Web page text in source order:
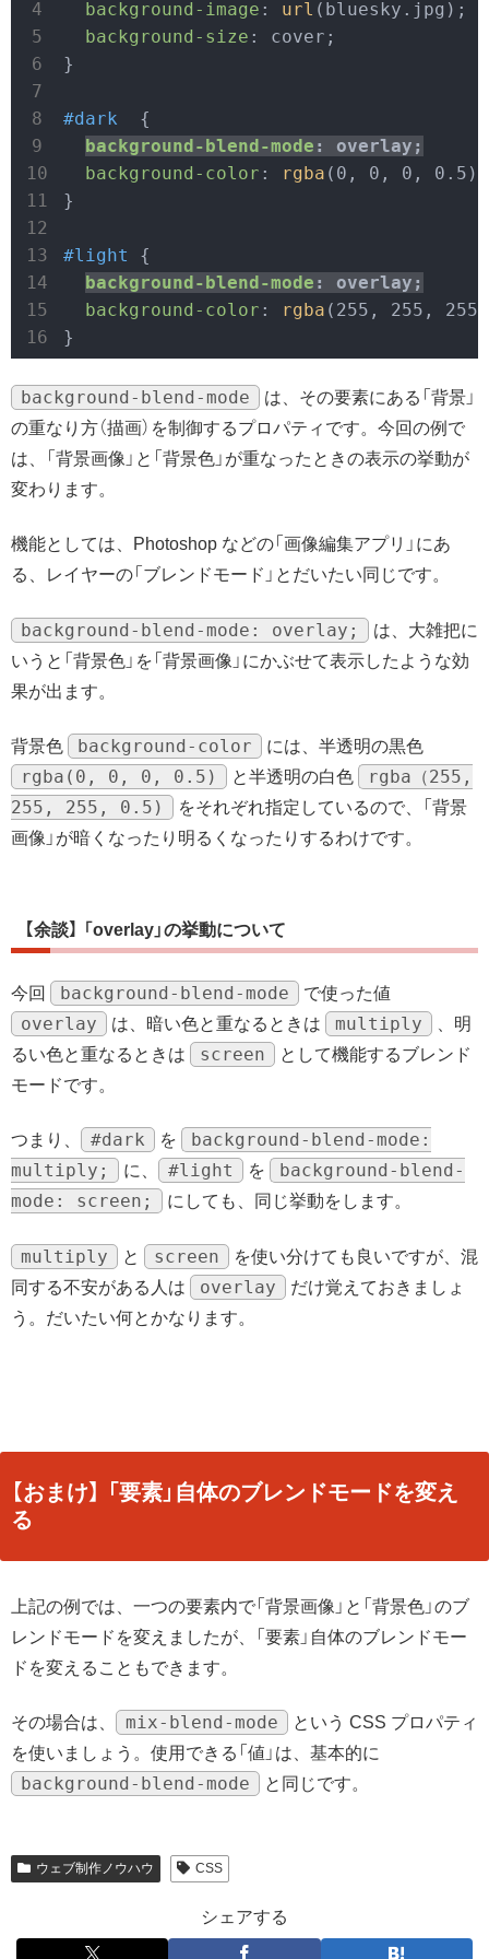
background-image : url (bluesky.jpg);
background-size : cover;
}
#dark
  {
background-blend-mode
background-color : rgba (0, 0, 0, 0.5);
}
#light
{
background-blend-mode : overlay;
background-color : rgba (255, 255,
}
background-blend-mode
は、その要素にある「背景」
の重なり方（描画）を制御するプロパティです。今回の例で
は、「背景画像」と「背景色」が重なったときの表示の挙動が
変わります。
機能としては、Photoshop などの「画像編集アプリ」にあ
る、レイヤーの「ブレンドモード」とだいたい同じです。
background-blend-mode: overlay;
は、大雑把に
いうと「背景色」を「背景画像」にかぶせて表示したような効
果が出ます。
背景色 background-color には、半透明の黒色
rgba(0, 0, 0, 0.5) と半透明の白色
rgba（255,
255, 255, 0.5)
をそれぞれ指定しているので、「背景
画像」が暗くなったり明るくなったりするわけです。
【余談】 「overlay」の挙動について
今回 background-blend-mode で使った値
overlay は、暗い色と重なるときは multiply
、明
るい色と重なるときは
screen
として機能するブレンド
モードです。
つまり、 #dark を
background-blend-mode:
multiply;
に、 #light を
background-blend-
mode: screen;
にしても、同じ挙動をします。
multiply と screen
を使い分けても良いですが、混
同する不安がある人は
overlay
だけ覚えておきましょ
う。だいたい何とかなります。
【おまけ】 「要素」自体のブレンドモードを変え
る
上記の例では、一つの要素内で「背景画像」と「背景色」のブ
レンドモードを変えましたが、「要素」自体のブレンドモー
ドを変えることもできます。
その場合は、 mix-blend-mode
という CSS プロパティ
を使いましょう。使用できる「値」は、基本的に
background-blend-mode と同じです。
ウェブ制作ノウハウ CSS
シェアする